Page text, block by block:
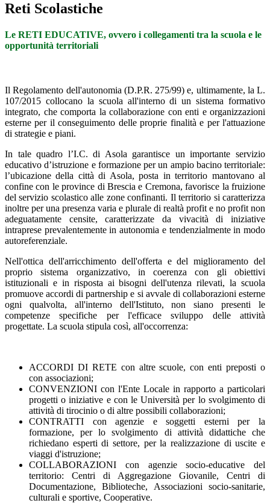
Reti Scolastiche
Le RETI EDUCATIVE, ovvero i collegamenti tra la scuola e le
opportunità territoriali
Il Regolamento dell'autonomia (D.P.R. 275/99) e, ultimamente, la L.
107/2015 collocano la scuola all'interno di un sistema formativo
integrato, che comporta la collaborazione con enti e organizzazioni
esterne per il conseguimento delle proprie finalità e per l'attuazione
di strategie e piani.
In tale quadro l’I.C. di Asola garantisce un importante servizio
educativo d’istruzione e formazione per un ampio bacino territoriale:
l’ubicazione della città di Asola, posta in territorio mantovano al
confine con le province di Brescia e Cremona, favorisce la fruizione
del servizio scolastico alle zone confinanti. Il territorio si caratterizza
inoltre per una presenza varia e plurale di realtà profit e no profit non
adeguatamente censite, caratterizzate da vivacità di iniziative
intraprese prevalentemente in autonomia e tendenzialmente in modo
autoreferenziale.
Nell'ottica dell'arricchimento dell'offerta e del miglioramento del
proprio sistema organizzativo, in coerenza con gli obiettivi
istituzionali e in risposta ai bisogni dell'utenza rilevati, la scuola
promuove accordi di partnership e si avvale di collaborazioni esterne
ogni qualvolta, all'interno dell'Istituto, non siano presenti le
competenze specifiche per l'efficace sviluppo delle attività
progettate. La scuola stipula così, all'occorrenza:
ACCORDI DI RETE con altre scuole, con enti preposti o
con associazioni;
CONVENZIONI con l'Ente Locale in rapporto a particolari
progetti o iniziative e con le Università per lo svolgimento di
attività di tirocinio o di altre possibili collaborazioni;
CONTRATTI con agenzie e soggetti esterni per la
formazione, per lo svolgimento di attività didattiche che
richiedano esperti di settore, per la realizzazione di uscite e
viaggi d'istruzione;
COLLABORAZIONI con agenzie socio-educative del
territorio: Centri di Aggregazione Giovanile, Centri di
Documentazione, Biblioteche, Associazioni socio-sanitarie,
culturali e sportive, Cooperative.